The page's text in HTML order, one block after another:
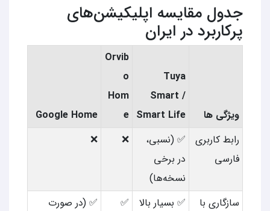
جدول مقایسه اپلیکیشن‌های
پرکاربرد در ایران
ویژگی ها
Tuya
Smart /
Smart Life
Orvib
o
Hom
e
Google Home
رابط کاربری
فارسی
✅ (نسبی،
در برخی
نسخه‌ها)
❌
❌
سازگاری با
✅ بسیار بالا
✅
✅ (در صورت